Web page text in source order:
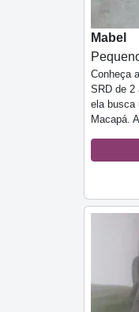
Mabel
Conheça
SRD de 2
ela busca
Macapá.